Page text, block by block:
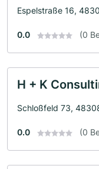
Espelstraße 16,
0.0 (0
H + K
Schloßfeld 73,
0.0 (0